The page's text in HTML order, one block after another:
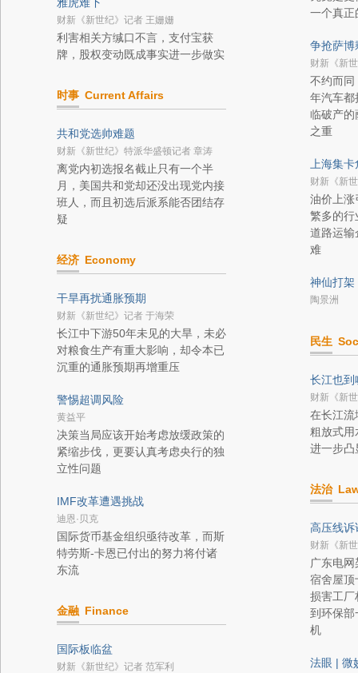
财新《新世纪》记者 王姗姗
利害相关方缄口不言，支付宝获
牌，股权变动既成事实进一步做实
时事 Current Affairs
共和党选帅难题
财新《新世纪》特派华盛顿记者 章涛
离党内初选报名截止只有一个半
月，美国共和党却还没出现党内接
班人，而且初选后派系能否团结存
疑
经济 Economy
干旱再扰通胀预期
财新《新世纪》记者 于海荣
长江中下游50年未见的大旱，未必
对粮食生产有重大影响，却令本已
沉重的通胀预期再增重压
警惕超调风险
黄益平
决策当局应该开始考虑放缓政策的
紧缩步伐，更要认真考虑央行的独
立性问题
IMF改革遭遇挑战
迪恩·贝克
国际货币基金组织亟待改革，而斯
特劳斯-卡恩已付出的努力将付诸
东流
金融 Finance
国际板临盆
财新《新世纪》记者 范军利
一个真正
争抢萨博
财新《新
不约而同
年汽车都
临破产的
之重
上海集
财新《新
油价上涨
繁多的行
道路运输
难
神仙打架
陶景洲
民生
长江也到
财新《新
在长江流
粗放式用
进一步凸
法治
高压线诉
财新《新
广东电
宿舍屋顶
损害工厂
到环保部
机
法眼 | 微